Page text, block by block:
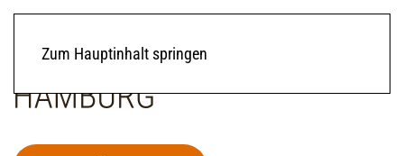
Zum Hauptinhalt springen